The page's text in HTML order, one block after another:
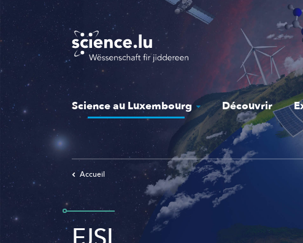
Skip
to
main
content
Science au Luxembourg Découvrir
Accueil